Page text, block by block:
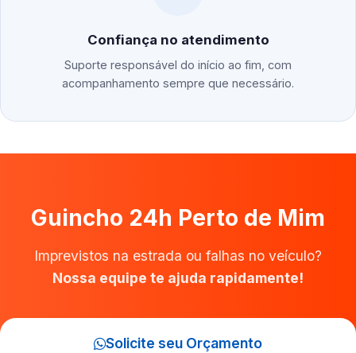
Confiança no atendimento
Suporte responsável do início ao fim, com
acompanhamento sempre que necessário.
Guincho 24h Perto de Mim
Imprevistos na estrada ou falhas no veículo?
Nossa equipe te ajuda rapidamente!
Solicite seu Orçamento